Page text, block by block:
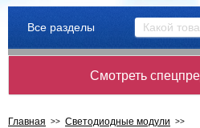
Все разделы
Смотреть
Главная
Светодиодные модули